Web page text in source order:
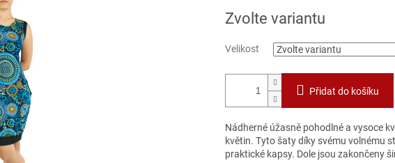
cena:
Zvolte variantu
Velikost
Přidat do košíku
Nádherné úžasně pohodlné a vysoce
květin. Tyto šaty díky svému volnému
praktické kapsy. Dole jsou zakončeny